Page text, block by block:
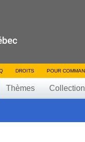
DROITS POUR
Thèmes